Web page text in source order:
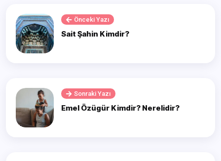
Önceki Yazı
Sait Şahin Kimdir?
Sonraki Yazı
Emel Özügür Kimdir? Nerelidir?